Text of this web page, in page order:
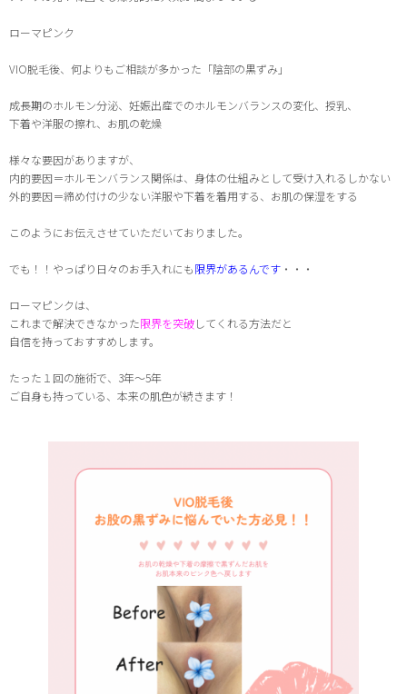
ローマピンク
VIO脱毛後、何よりもご相談が多かった「陰部の黒ずみ」
成長期のホルモン分泌、妊娠出産でのホルモンバランスの変化、授乳、
下着や洋服の擦れ、お肌の乾燥
様々な要因がありますが、
内的要因＝ホルモンバランス関係は、身体の仕組みとして受け入れるしかない
外的要因＝締め付けの少ない洋服や下着を着用する、お肌の保湿をする
このようにお伝えさせていただいておりました。
でも！！やっぱり日々のお手入れにも限界があるんです ・・・
ローマピンクは、
これまで解決できなかった限界を突破してくれる方法だと
自信を持っておすすめします。
たった１回の施術で、3年〜5年
ご自身も持っている、本来の肌色が続きます ！